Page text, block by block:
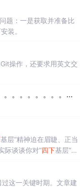
题：一是获取并准备比
装。
操作，还要求用英文交
。。。。。。。。。
基层”精神迫在眉睫、正当
际谈谈你对“四下基层”的
这一关键时期。文章建